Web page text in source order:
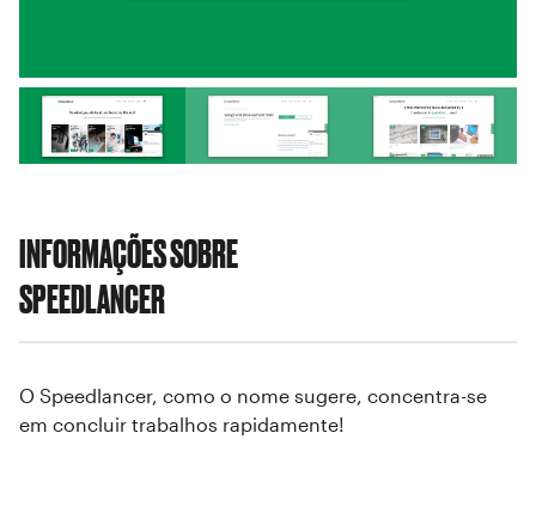
INFORMAÇÕES SOBRE
SPEEDLANCER
O Speedlancer, como o nome sugere, concentra-se
em concluir trabalhos rapidamente!